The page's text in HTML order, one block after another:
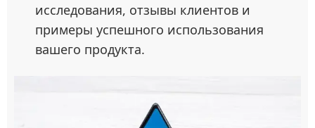
исследования, отзывы клиентов и
примеры успешного использования
вашего продукта.